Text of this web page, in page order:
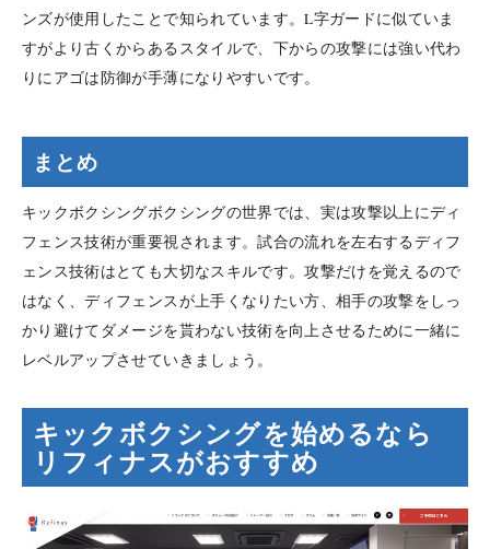
ンズが使用したことで知られています。L字ガードに似ていま
すがより古くからあるスタイルで、下からの攻撃には強い代わ
りにアゴは防御が手薄になりやすいです。
まとめ
キックボクシングボクシングの世界では、実は攻撃以上にディ
フェンス技術が重要視されます。試合の流れを左右するディフ
ェンス技術はとても大切なスキルです。攻撃だけを覚えるので
はなく、ディフェンスが上手くなりたい方、相手の攻撃をしっ
かり避けてダメージを貰わない技術を向上させるために一緒に
レベルアップさせていきましょう。
キックボクシングを始めるなら
リフィナスがおすすめ